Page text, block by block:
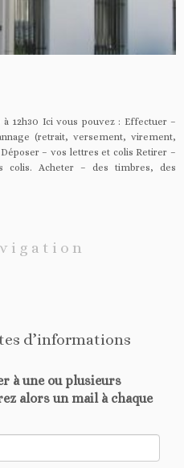
12h30 Ici vous pouvez : Effectuer –
(retrait, versement, virement,
– vos lettres et colis Retirer –
colis. Acheter – des timbres, des
d’informations
à une ou plusieurs
alors un mail à chaque